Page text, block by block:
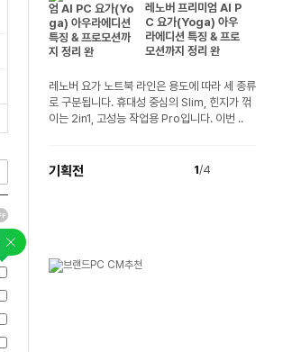
레노버 프리미엄 AI P
C 요가(Yoga) 아우
라에디션 특징 & 프로
모션까지 정리 완
레노버 요가 노트북 라인은 용도에 따라 세 종류
로 구분됩니다. 휴대성 중심의 Slim, 힌지가 꺾
이는 2in1, 고성능 작업용 Pro입니다. 이번 ..
기획전 1/4